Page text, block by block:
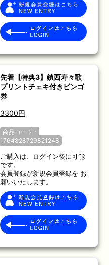
先着【特典3】鎮西寿々歌
プリントチェキ付きビンゴ
券
3300円
商品コード：
1764828729821248
ご購入は、ログイン後に可能
です。
会員登録が新規会員登録を お
願いいたします。